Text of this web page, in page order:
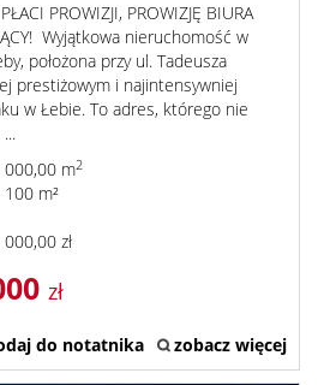
Hale
PROWIZJI, PROWIZJĘ BIURA
Wyjątkowa nieruchomość w
położona przy ul. Tadeusza
prestiżowym i najintensywniej
w Łebie. To adres, którego nie
000,00 m2
100 m²
zł
zł
do notatnika zobacz więcej